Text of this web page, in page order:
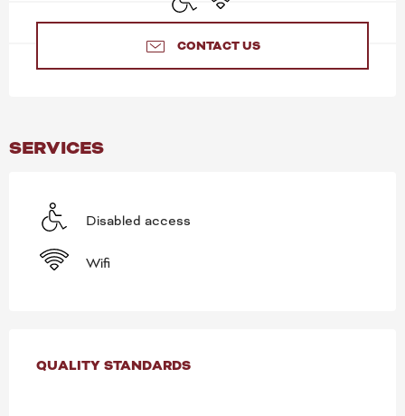
CONTACT US
SERVICES
Disabled access
Wifi
SERVICES OFFERED
QUALITY STANDARDS
QUALITY STANDARDS